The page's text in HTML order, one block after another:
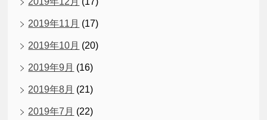
2019年11月 (17)
2019年10月 (20)
2019年9月 (16)
2019年8月 (21)
2019年7月 (22)